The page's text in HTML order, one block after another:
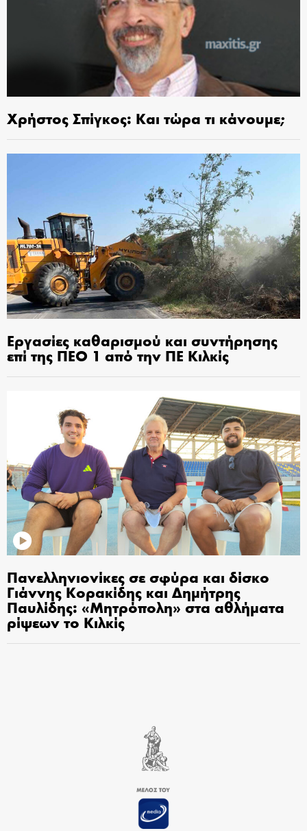
Χρήστος Σπίγκος: Και τώρα τι κάνουμε;
Εργασίες καθαρισμού και συντήρησης
επί της ΠΕΟ 1 από την ΠΕ Κιλκίς
Πανελληνιονίκες σε σφύρα και δίσκο
Γιάννης Κορακίδης και Δημήτρης
Παυλίδης: «Μητρόπολη» στα αθλήματα
ρίψεων το Κιλκίς